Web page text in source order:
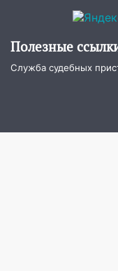
надвигается
13:30 В
Полезные
Служба судебных